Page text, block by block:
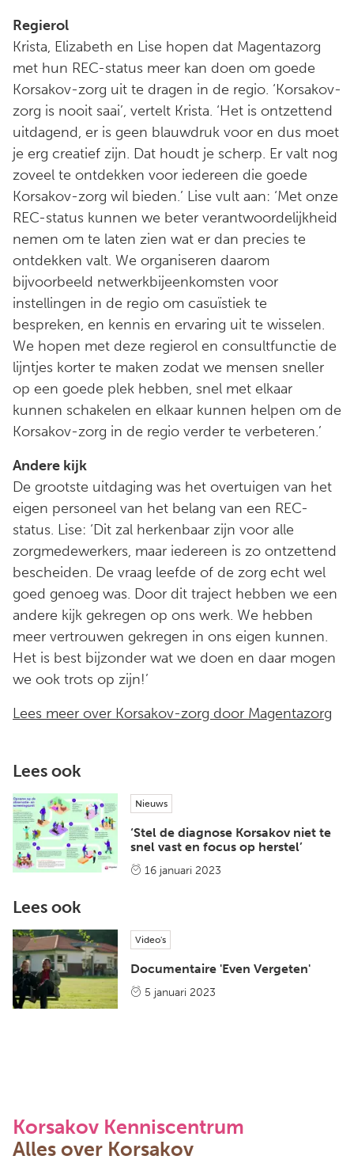
Regierol
Krista, Elizabeth en Lise hopen dat Magentazorg
met hun REC-status meer kan doen om goede
Korsakov-zorg uit te dragen in de regio. ‘Korsakov-
zorg is nooit saai’, vertelt Krista. ‘Het is ontzettend
uitdagend, er is geen blauwdruk voor en dus moet
je erg creatief zijn. Dat houdt je scherp. Er valt nog
zoveel te ontdekken voor iedereen die goede
Korsakov-zorg wil bieden.’ Lise vult aan: ‘Met onze
REC-status kunnen we beter verantwoordelijkheid
nemen om te laten zien wat er dan precies te
ontdekken valt. We organiseren daarom
bijvoorbeeld netwerkbijeenkomsten voor
instellingen in de regio om casuïstiek te
bespreken, en kennis en ervaring uit te wisselen.
We hopen met deze regierol en consultfunctie de
lijntjes korter te maken zodat we mensen sneller
op een goede plek hebben, snel met elkaar
kunnen schakelen en elkaar kunnen helpen om de
Korsakov-zorg in de regio verder te verbeteren.’
Andere kijk
De grootste uitdaging was het overtuigen van het
eigen personeel van het belang van een REC-
status. Lise: ‘Dit zal herkenbaar zijn voor alle
zorgmedewerkers, maar iedereen is zo ontzettend
bescheiden. De vraag leefde of de zorg echt wel
goed genoeg was. Door dit traject hebben we een
andere kijk gekregen op ons werk. We hebben
meer vertrouwen gekregen in ons eigen kunnen.
Het is best bijzonder wat we doen en daar mogen
we ook trots op zijn!’
Lees meer over Korsakov-zorg door Magentazorg
Lees ook
Nieuws
‘Stel de diagnose Korsakov niet te
snel vast en focus op herstel’
16 januari 2023
Lees ook
Video's
Documentaire 'Even Vergeten'
5 januari 2023
Korsakov Kenniscentrum
Alles over Korsakov